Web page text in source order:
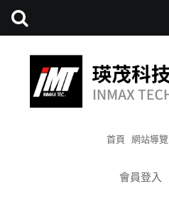
首頁 網站導覽
會員登入